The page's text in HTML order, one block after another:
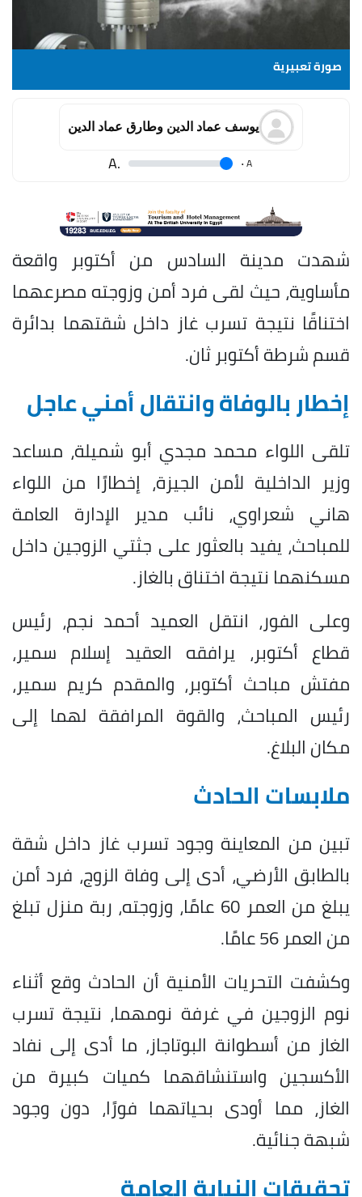
صورة تعبيرية
يوسف عماد الدين وطارق عماد الدين
A
.
.A
شهدت مدينة السادس من أكتوبر واقعة
مأساوية، حيث لقى فرد أمن وزوجته مصرعهما
اختناقًا نتيجة تسرب غاز داخل شقتهما بدائرة
قسم شرطة أكتوبر ثان.
إخطار بالوفاة وانتقال أمني عاجل
تلقى اللواء محمد مجدي أبو شميلة، مساعد
وزير الداخلية لأمن الجيزة، إخطارًا من اللواء
هاني شعراوي، نائب مدير الإدارة العامة
للمباحث، يفيد بالعثور على جثتي الزوجين داخل
مسكنهما نتيجة اختناق بالغاز.
وعلى الفور، انتقل العميد أحمد نجم، رئيس
قطاع أكتوبر، يرافقه العقيد إسلام سمير،
مفتش مباحث أكتوبر، والمقدم كريم سمير،
رئيس المباحث، والقوة المرافقة لهما إلى
مكان البلاغ.
ملابسات الحادث
تبين من المعاينة وجود تسرب غاز داخل شقة
بالطابق الأرضي، أدى إلى وفاة الزوج، فرد أمن
يبلغ من العمر 60 عامًا، وزوجته، ربة منزل تبلغ
من العمر 56 عامًا.
وكشفت التحريات الأمنية أن الحادث وقع أثناء
نوم الزوجين في غرفة نومهما، نتيجة تسرب
الغاز من أسطوانة البوتاجاز، ما أدى إلى نفاد
الأكسجين واستنشاقهما كميات كبيرة من
الغاز، مما أودى بحياتهما فورًا، دون وجود
شبهة جنائية.
تحقيقات النيابة العامة